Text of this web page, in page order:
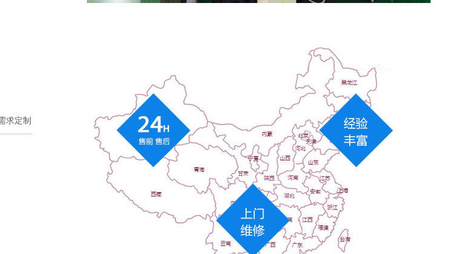
求定制